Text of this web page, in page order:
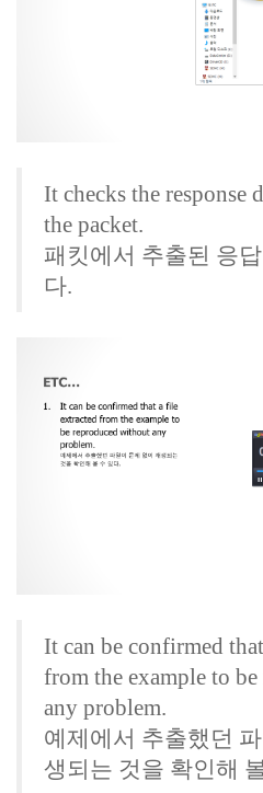
It checks the response
the packet.
패킷에서 추출된 응
다.
It can be confirmed
from the example to
any problem.
예제에서 추출했던
생되는 것을 확인해